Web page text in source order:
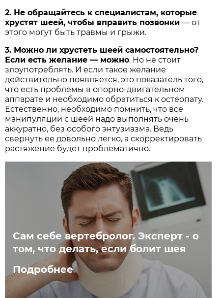
2. Не обращайтесь к специалистам, которые
хрустят шеей, чтобы вправить позвонки — от
этого могут быть травмы и грыжи.
3. Можно ли хрустеть шеей самостоятельно?
Если есть желание — можно. Но не стоит
злоупотреблять. И если такое желание
действительно появляется, это показатель того,
что есть проблемы в опорно-двигательном
аппарате и необходимо обратиться к остеопату.
Естественно, необходимо помнить, что все
манипуляции с шеей надо выполнять очень
аккуратно, без особого энтузиазма. Ведь
свернуть ее довольно легко, а скорректировать
растяжение будет проблематично.
Сам себе вертебролог. Эксперт - о
том, что делать, если болит шея
Подробнее